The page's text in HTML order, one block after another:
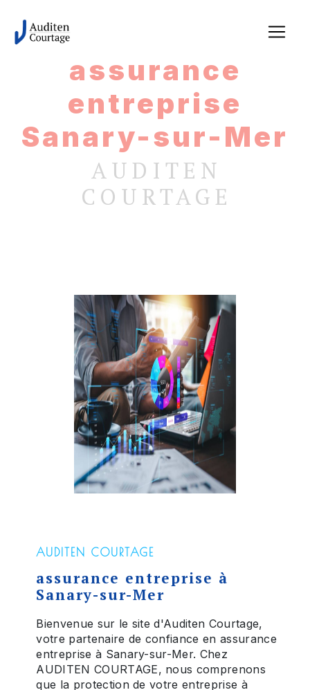
assurance
entreprise
Sanary-sur-Mer
AUDITEN
COURTAGE
AUDITEN COURTAGE
assurance entreprise à
Sanary-sur-Mer
Bienvenue sur le site d'Auditen Courtage,
votre partenaire de confiance en assurance
entreprise à Sanary-sur-Mer. Chez
AUDITEN COURTAGE, nous comprenons
que la protection de votre entreprise à